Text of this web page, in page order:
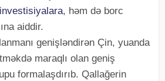
investisiyalara, həm də borc
aiddir.
genişləndirən Çin, yuanda
maraqlı olan geniş
formalaşdırıb. Qallağerin